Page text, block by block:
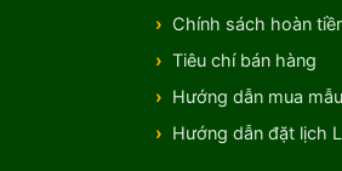
Chính sách hoàn
Tiêu chí bán hàng
Hướng dẫn mua
Hướng dẫn đặt lịch